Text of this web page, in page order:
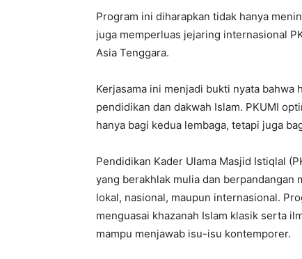
Program ini diharapkan tidak hanya
juga memperluas jejaring internasional
Asia Tenggara.
Kerjasama ini menjadi bukti nyata
pendidikan dan dakwah Islam. PKUMI
hanya bagi kedua lembaga, tetapi juga
Pendidikan Kader Ulama Masjid Istiqlal
yang berakhlak mulia dan
lokal, nasional, maupun internasional.
menguasai khazanah Islam klasik serta
mampu menjawab isu-isu kontemporer.